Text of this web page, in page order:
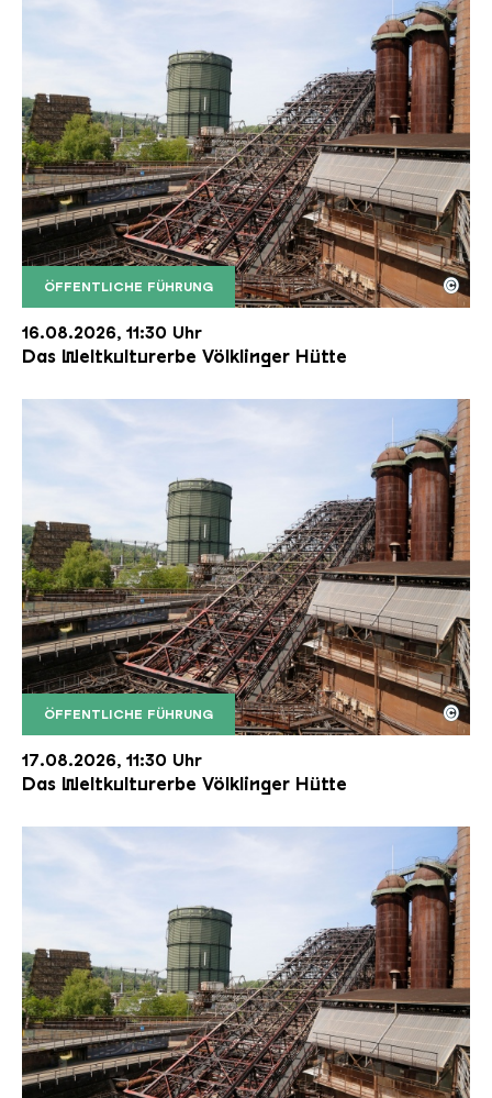
ÖFFENTLICHE FÜHRUNG
Der Erzschrägaufzug der Völklinger Hütte mit
Copyright: Weltkulturerbe Völklinger Hütte | Karl
©
16.08.2026, 11:30 Uhr
Das Weltkulturerbe Völklinger Hütte
ÖFFENTLICHE FÜHRUNG
Der Erzschrägaufzug der Völklinger Hütte mit
Copyright: Weltkulturerbe Völklinger Hütte | Karl
©
17.08.2026, 11:30 Uhr
Das Weltkulturerbe Völklinger Hütte